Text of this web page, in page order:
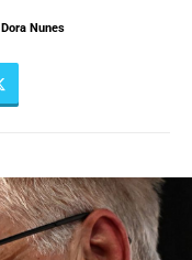
Dora Nunes